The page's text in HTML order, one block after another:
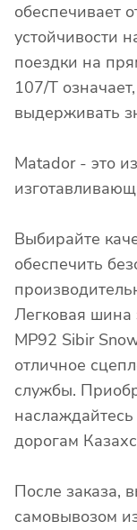
обеспечивает
устойчивости
поездки на
107/T
выдерживать
Matador - это
Выбирайте
обеспечить
Легковая
MP92 Sibir
отличное
службы.
дорогам
После заказа,
самовывозом